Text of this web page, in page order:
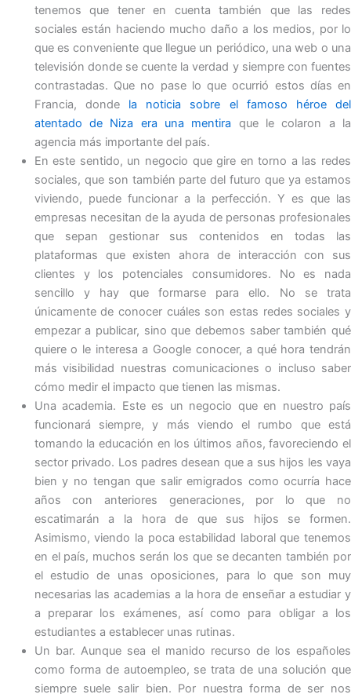
tenemos que tener en cuenta también que las redes
sociales están haciendo mucho daño a los medios, por lo
que es conveniente que llegue un periódico, una web o una
televisión donde se cuente la verdad y siempre con fuentes
contrastadas. Que no pase lo que ocurrió estos días en
Francia, donde la noticia sobre el famoso héroe del
atentado de Niza era una mentira que le colaron a la
agencia más importante del país.
En este sentido, un negocio que gire en torno a las redes
sociales, que son también parte del futuro que ya estamos
viviendo, puede funcionar a la perfección. Y es que las
empresas necesitan de la ayuda de personas profesionales
que sepan gestionar sus contenidos en todas las
plataformas que existen ahora de interacción con sus
clientes y los potenciales consumidores. No es nada
sencillo y hay que formarse para ello. No se trata
únicamente de conocer cuáles son estas redes sociales y
empezar a publicar, sino que debemos saber también qué
quiere o le interesa a Google conocer, a qué hora tendrán
más visibilidad nuestras comunicaciones o incluso saber
cómo medir el impacto que tienen las mismas.
Una academia. Este es un negocio que en nuestro país
funcionará siempre, y más viendo el rumbo que está
tomando la educación en los últimos años, favoreciendo el
sector privado. Los padres desean que a sus hijos les vaya
bien y no tengan que salir emigrados como ocurría hace
años con anteriores generaciones, por lo que no
escatimarán a la hora de que sus hijos se formen.
Asimismo, viendo la poca estabilidad laboral que tenemos
en el país, muchos serán los que se decanten también por
el estudio de unas oposiciones, para lo que son muy
necesarias las academias a la hora de enseñar a estudiar y
a preparar los exámenes, así como para obligar a los
estudiantes a establecer unas rutinas.
Un bar. Aunque sea el manido recurso de los españoles
como forma de autoempleo, se trata de una solución que
siempre suele salir bien. Por nuestra forma de ser nos